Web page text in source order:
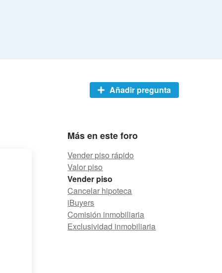
Añadir pregunta
Más en este foro
Vender piso rápido
Valor piso
Vender piso
Cancelar hipoteca
iBuyers
Comisión inmobiliaria
Exclusividad inmobiliaria